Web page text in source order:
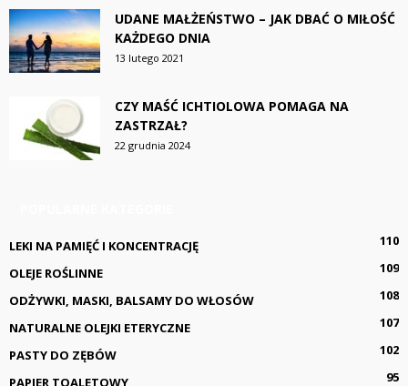
UDANE MAŁŻEŃSTWO – JAK DBAĆ O MIŁOŚĆ
KAŻDEGO DNIA
13 lutego 2021
CZY MAŚĆ ICHTIOLOWA POMAGA NA
ZASTRZAŁ?
22 grudnia 2024
LEKI NA PAMIĘĆ I KONCENTRACJĘ
110
OLEJE ROŚLINNE
109
ODŻYWKI, MASKI, BALSAMY DO WŁOSÓW
108
NATURALNE OLEJKI ETERYCZNE
107
PASTY DO ZĘBÓW
102
PAPIER TOALETOWY
95